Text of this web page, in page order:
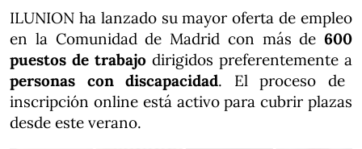
ILUNION ha lanzado su mayor oferta de empleo
en la Comunidad de Madrid con más de 600
puestos de trabajo dirigidos preferentemente a
personas con discapacidad. El proceso de
inscripción online está activo para cubrir plazas
desde este verano.